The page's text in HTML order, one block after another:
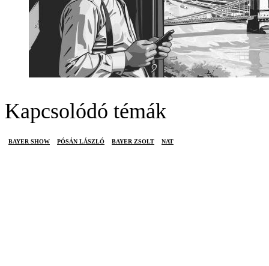
Kapcsolódó témák
BAYER SHOW PÓSÁN LÁSZLÓ BAYER ZSOLT NAT